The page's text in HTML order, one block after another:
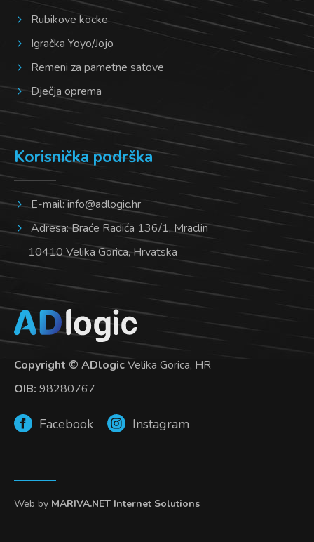
Rubikove kocke
Igračka Yoyo/Jojo
Remeni za pametne satove
Dječja oprema
Korisnička podrška
E-mail:info@adlogic.hr
Adresa: Braće Radića 136/1, Mraclin
10410 Velika Gorica, Hrvatska
Copyright © ADlogicVelika Gorica, HR
OIB: 98280767
Facebook Instagram
Web by MARIVA.NET Internet Solutions